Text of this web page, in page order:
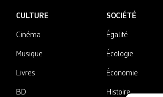
CULTURE
Cinéma
Musique
Livres
BD
SOCIÉTÉ
Égalité
Écologie
Économie
Histoire